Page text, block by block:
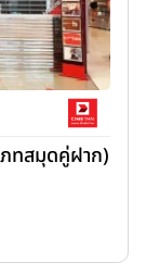
ทสมุดคู่ฝาก)